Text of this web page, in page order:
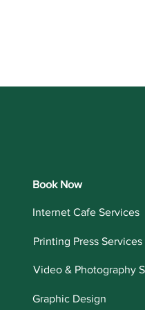
Book Now
Internet Cafe Services
Printing Press Services
Video & Photography
Graphic Design